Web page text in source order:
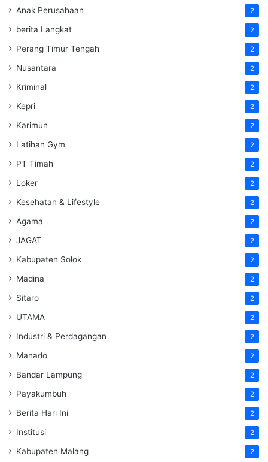
Anak Perusahaan 2
berita Langkat 2
Perang Timur Tengah 2
Nusantara 2
Kriminal 2
Kepri 2
Karimun 2
Latihan Gym 2
PT Timah 2
Loker 2
Kesehatan & Lifestyle 2
Agama 2
JAGAT 2
Kabupaten Solok 2
Madina 2
Sitaro 2
UTAMA 2
Industri & Perdagangan 2
Manado 2
Bandar Lampung 2
Payakumbuh 2
Berita Hari Ini 2
Institusi 2
Kabupaten Malang 2